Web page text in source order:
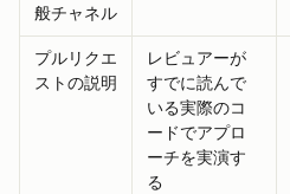
般チャネル
プルリクエ
ストの説明
レビュアーが
すでに読んで
いる実際のコ
ードでアプロ
ーチを実演す
る